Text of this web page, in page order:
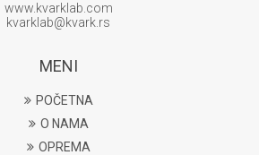
www.kvarklab.com
kvarklab@kvark.rs
MENI
POČETNA
O NAMA
OPREMA